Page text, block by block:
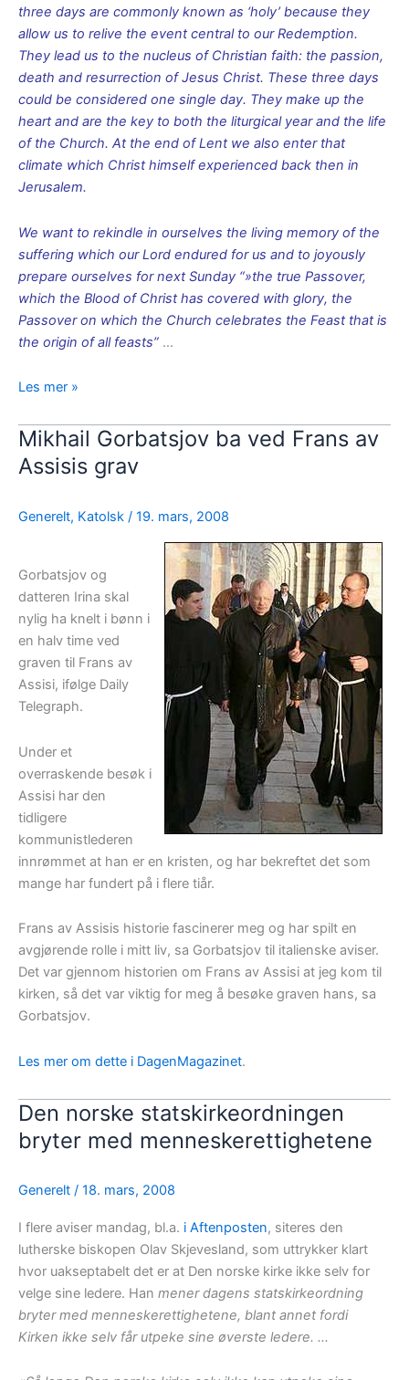
three days are commonly known as ‘holy’ because they
allow us to relive the event central to our Redemption.
They lead us to the nucleus of Christian faith: the passion,
death and resurrection of Jesus Christ. These three days
could be considered one single day. They make up the
heart and are the key to both the liturgical year and the life
of the Church. At the end of Lent we also enter that
climate which Christ himself experienced back then in
Jerusalem.
We want to rekindle in ourselves the living memory of the
suffering which our Lord endured for us and to joyously
prepare ourselves for next Sunday “»the true Passover,
which the Blood of Christ has covered with glory, the
Passover on which the Church celebrates the Feast that is
the origin of all feasts” …
Pave
om
påskens
hellige
Les mer »
Mikhail Gorbatsjov ba ved Frans av
Assisis grav
Generelt, Katolsk / 19. mars, 2008
Gorbatsjov og
datteren Irina skal
nylig ha knelt i bønn i
en halv time ved
graven til Frans av
Assisi, ifølge Daily
Telegraph.
Under et
overraskende besøk i
Assisi har den
tidligere
kommunistlederen
innrømmet at han er en kristen, og har bekreftet det som
mange har fundert på i flere tiår.
Frans av Assisis historie fascinerer meg og har spilt en
avgjørende rolle i mitt liv, sa Gorbatsjov til italienske aviser.
Det var gjennom historien om Frans av Assisi at jeg kom til
kirken, så det var viktig for meg å besøke graven hans, sa
Gorbatsjov.
Les mer om dette i DagenMagazinet.
Den norske statskirkeordningen
bryter med menneskerettighetene
Generelt / 18. mars, 2008
I flere aviser mandag, bl.a. i Aftenposten, siteres den
lutherske biskopen Olav Skjevesland, som uttrykker klart
hvor uakseptabelt det er at Den norske kirke ikke selv for
velge sine ledere. Han mener dagens statskirkeordning
bryter med menneskerettighetene, blant annet fordi
Kirken ikke selv får utpeke sine øverste ledere. …